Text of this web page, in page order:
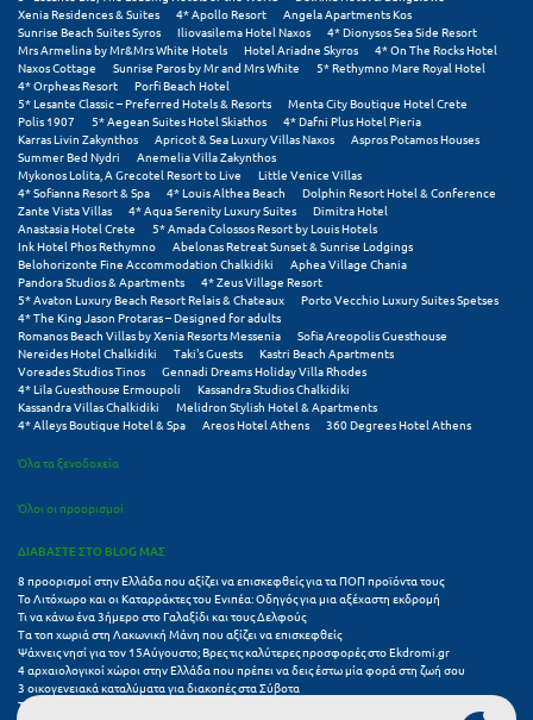
Πήλιο
Πιερία
Πλαταμώνας
Πλύτρα Λακωνίας
Πόρος
Πόρτο Χέλι
Πρέβεζα
Πύλος
Πύργος
Ρ
Ρόδος
Σ
Σαλαμίνα
Xenia Residences & Suites
4* Apollo Resort
Angela Apartments Kos
Sunrise Beach Suites Syros
Iliovasilema Hotel Naxos
4* Dionysos Sea Side Resort
Mrs Armelina by Mr&Mrs White Hotels
Hotel Ariadne Skyros
4* On The Rocks Hotel
Naxos Cottage
Sunrise Paros by Mr and Mrs White
5* Rethymno Mare Royal Hotel
4* Orpheas Resort
Porfi Beach Hotel
5* Lesante Classic – Preferred Hotels & Resorts
Menta City Boutique Hotel Crete
Polis 1907
5* Aegean Suites Hotel Skiathos
4* Dafni Plus Hotel Pieria
Karras Livin Zakynthos
Apricot & Sea Luxury Villas Naxos
Aspros Potamos Houses
Summer Bed Nydri
Anemelia Villa Zakynthos
Mykonos Lolita, A Grecotel Resort to Live
Little Venice Villas
4* Sofianna Resort & Spa
4* Louis Althea Beach
Dolphin Resort Hotel & Conference
Zante Vista Villas
4* Aqua Serenity Luxury Suites
Dimitra Hotel
Anastasia Hotel Crete
5* Amada Colossos Resort by Louis Hotels
Ink Hotel Phos Rethymno
Abelonas Retreat Sunset & Sunrise Lodgings
Belohorizonte Fine Accommodation Chalkidiki
Aphea Village Chania
Pandora Studios & Apartments
4* Zeus Village Resort
5* Avaton Luxury Beach Resort Relais & Chateaux
Porto Vecchio Luxury Suites Spetses
4* The King Jason Protaras – Designed for adults
Romanos Beach Villas by Xenia Resorts Messenia
Sofia Areopolis Guesthouse
Nereides Hotel Chalkidiki
Taki's Guests
Kastri Beach Apartments
Voreades Studios Tinos
Gennadi Dreams Holiday Villa Rhodes
4* Lila Guesthouse Ermoupoli
Kassandra Studios Chalkidiki
Kassandra Villas Chalkidiki
Melidron Stylish Hotel & Apartments
4* Alleys Boutique Hotel & Spa
Areos Hotel Athens 360 Degrees Hotel Athens
Όλα τα ξενοδοχεία
Όλοι οι προορισμοί
ΔΙΑΒΑΣΤΕ ΣΤΟ BLOG ΜΑΣ
8 προορισμοί στην Ελλάδα που αξίζει να επισκεφθείς για τα ΠΟΠ προϊόντα τους
Το Λιτόχωρο και οι Καταρράκτες του Ενιπέα: Οδηγός για μια αξέχαστη εκδρομή
Τι να κάνω ένα 3ήμερο στο Γαλαξίδι και τους Δελφούς
Τα τοπ χωριά στη Λακωνική Μάνη που αξίζει να επισκεφθείς
Ψάχνεις νησί για τον 15Αύγουστο; Βρες τις καλύτερες προσφορές στο Ekdromi.gr
4 αρχαιολογικοί χώροι στην Ελλάδα που πρέπει να δεις έστω μία φορά στη ζωή σου
3 οικογενειακά καταλύματα για διακοπές στα Σύβοτα
Τα 11 καλύτερα καλοκαιρινά resorts στην Ελλάδα